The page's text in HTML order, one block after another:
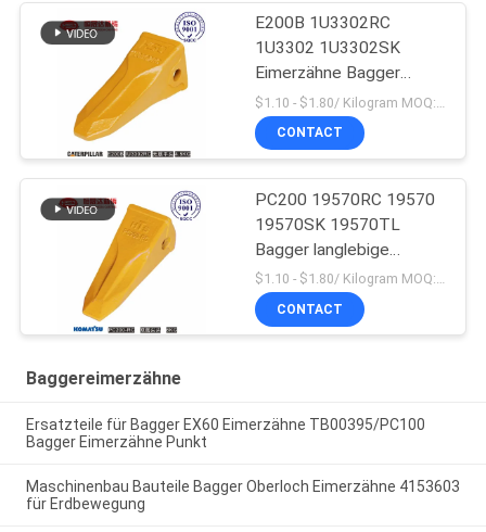
E200B 1U3302RC
1U3302 1U3302SK
Eimerzähne Bagger
Massenproduktion
CONTACT
PC200 19570RC 19570
19570SK 19570TL
Bagger langlebige
Eimerzähne für Komatsu$1.10 - $1.80/ Kilogram MOQ:100 Kilogramm/Kilogramm
CONTACT
Baggereimerzähne
Ersatzteile für Bagger EX60 Eimerzähne TB00395/PC100
Bagger Eimerzähne Punkt
Maschinenbau Bauteile Bagger Oberloch Eimerzähne 4153603
für Erdbewegung